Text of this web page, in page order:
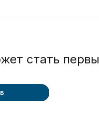
стать